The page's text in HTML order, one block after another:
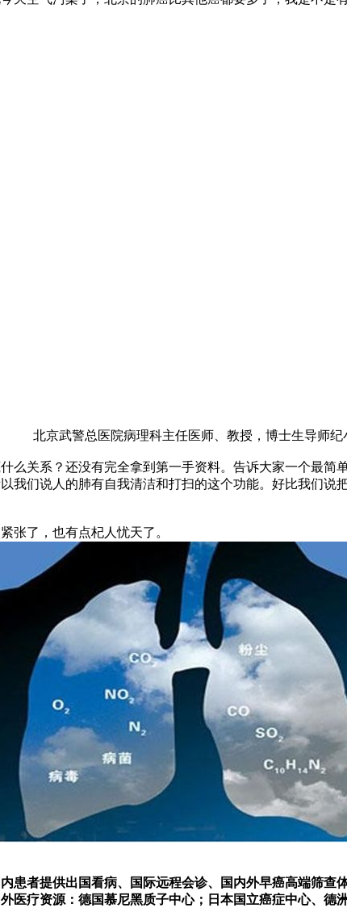
北京武警总医院病理科主任医师、教授，博士生导师纪
关系？还没有完全拿到第一手资料。告诉大家一个最简
我们说人的肺有自我清洁和打扫的这个功能。好比我们
了，也有点杞人忧天了。
患者提供出国看病、国际远程会诊、国内外早癌高端筛查
医疗资源：德国慕尼黑质子中心；日本国立癌症中心、